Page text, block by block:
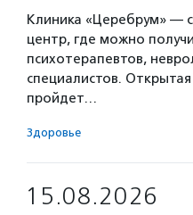
Клиника «Церебрум» —
центр, где можно
психотерапевтов,
специалистов.
пройдет…
Здоровье
15.08.2026